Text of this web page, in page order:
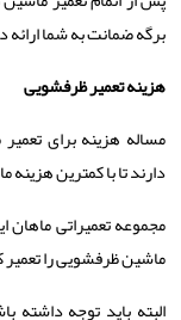
برگه ضمانت به شما ارائه
هزینه تعمیر ظرفشویی
مساله هزینه برای
دارند تا با کمترین هزینه
مجموعه تعمیراتی ماهان
ماشین ظرفشویی را تعمیر
البته باید توجه داشته